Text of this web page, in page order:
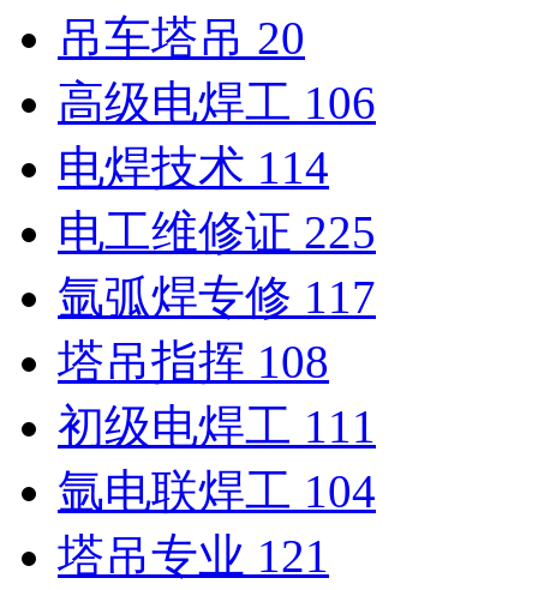
吊车塔吊 20
高级电焊工 106
电焊技术 114
电工维修证 225
氩弧焊专修 117
塔吊指挥 108
初级电焊工 111
氩电联焊工 104
塔吊专业 121